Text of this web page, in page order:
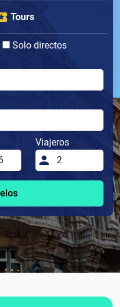
Tours
Solo directos
Viajeros